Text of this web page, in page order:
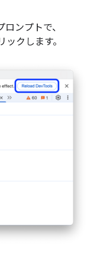
ンプトで、
ックします。